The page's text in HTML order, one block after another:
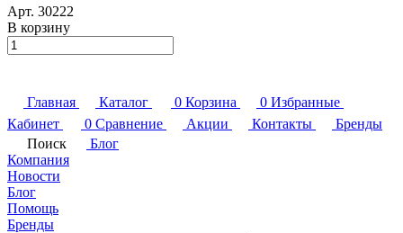
Арт. 30222
В корзину
Главная Каталог 0 Корзина 0 Избранные
Кабинет
0 Сравнение Акции Контакты
Бренды
Поиск
Блог
Компания
Новости
Блог
Помощь
Бренды